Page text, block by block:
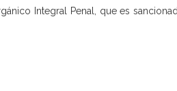
Integral Penal, que es